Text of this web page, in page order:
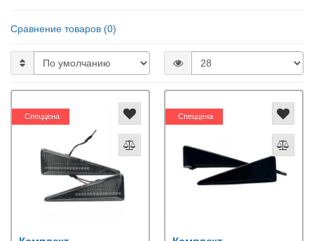
Сравнение товаров (0)
Спеццена Спеццена